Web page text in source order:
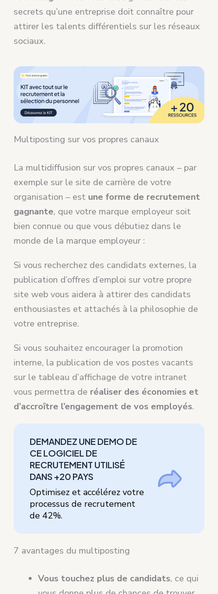
secrets qu’une entreprise doit connaître pour
attirer les talents différentiels sur les réseaux
sociaux.
Multiposting sur vos propres canaux
La multidiffusion sur vos propres canaux – par
exemple sur le site de carrière de votre
organisation – est une forme de recrutement
gagnante, que votre marque employeur soit
bien connue ou que vous débutiez dans le
monde de la marque employeur :
Si vous recherchez des candidats externes, la
publication d’offres d’emploi sur votre propre
site web vous aidera à attirer des candidats
enthousiastes et attachés à la philosophie de
votre entreprise.
Si vous souhaitez encourager la promotion
interne, la publication de vos postes vacants
sur le tableau d’affichage de votre intranet
vous permettra de réaliser des économies et
d’accroître l’engagement de vos employés.
DEMANDEZ UNE DEMO DE
CE LOGICIEL DE
RECRUTEMENT UTILISÉ
DANS +20 PAYS
Optimisez et accélérez votre
processus de recrutement
de 42%.
7 avantages du multiposting
Vous touchez plus de candidats, ce qui